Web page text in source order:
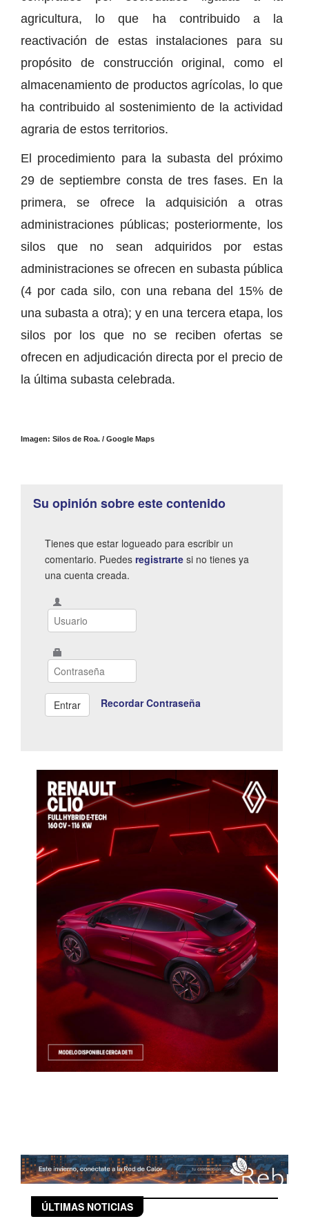
agricultura, lo que ha contribuido a la
reactivación de estas instalaciones para su
propósito de construcción original, como el
almacenamiento de productos agrícolas, lo que
ha contribuido al sostenimiento de la actividad
agraria de estos territorios.
El procedimiento para la subasta del próximo
29 de septiembre consta de tres fases. En la
primera, se ofrece la adquisición a otras
administraciones públicas; posteriormente, los
silos que no sean adquiridos por estas
administraciones se ofrecen en subasta pública
(4 por cada silo, con una rebana del 15% de
una subasta a otra); y en una tercera etapa, los
silos por los que no se reciben ofertas se
ofrecen en adjudicación directa por el precio de
la última subasta celebrada.
Imagen: Silos de Roa. / Google Maps
Su opinión sobre este contenido
Tienes que estar logueado para escribir un
comentario. Puedes registrarte si no tienes ya
una cuenta creada.
Recordar Contraseña
ÚLTIMAS NOTICIAS